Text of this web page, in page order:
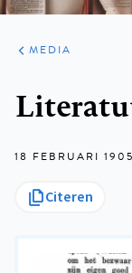
ARTIKELEN
VARIA
MEDIA
18 FEBRUARI 1905
Citeren